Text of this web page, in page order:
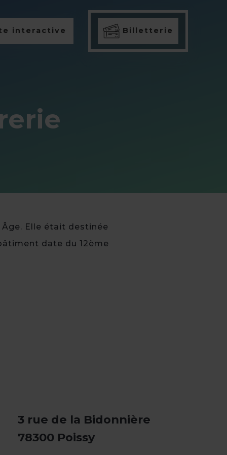
interactive Billetterie
Elle était destinée
date du 12ème
3 rue de la Bidonnière
78300 Poissy